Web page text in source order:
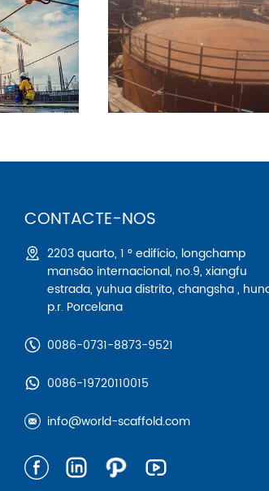
CONTACTE-NOS
2203 quarto, 1 ° edifício, longchamp
mansão internacional, no.9, xiangfu
estrada, yuhua distrito, changsha ,
p.r. Porcelana
0086-0731-8873-9521
0086-19720110015
info@world-scaffold.com